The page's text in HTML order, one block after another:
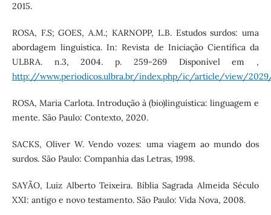
2015.
ROSA, F.S; GOES, A.M.; KARNOPP, L.B. Estudos surdos: uma
abordagem linguística. In: Revista de Iniciação Científica da
ULBRA. n.3, 2004. p. 259-269 Disponível em ,
http://www.periodicos.ulbra.br/index.php/ic/article/view/
ROSA, Maria Carlota. Introdução à (bio)linguística: linguagem e
mente. São Paulo: Contexto, 2020.
SACKS, Oliver W. Vendo vozes: uma viagem ao mundo dos
surdos. São Paulo: Companhia das Letras, 1998.
SAYÃO, Luiz Alberto Teixeira. Bíblia Sagrada Almeida Século
XXI: antigo e novo testamento. São Paulo: Vida Nova, 2008.